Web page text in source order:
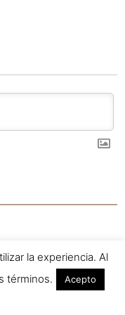
la experiencia. Al
términos.
Acepto